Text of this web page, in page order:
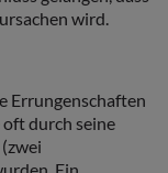
wird.
Errungenschaften
durch seine